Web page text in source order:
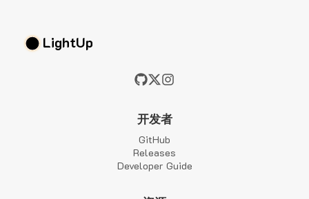
LightUp
开发者
GitHub
Releases
Developer Guide